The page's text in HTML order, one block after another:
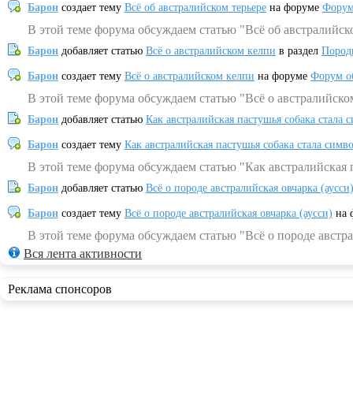
Барон создает тему Всё об австралийском терьере на форуме
В этой теме форума обсуждаем статью "Всё об
Барон добавляет статью Всё о австралийском келпи в раздел
Барон создает тему Всё о австралийском келпи на форуме Форум
В этой теме форума обсуждаем статью "Всё о
Барон добавляет статью Как австралийская пастушья собака
Барон создает тему Как австралийская пастушья собака стала
В этой теме форума обсуждаем статью "Как
Барон добавляет статью Всё о породе австралийская овчарка (аусси)
Барон создает тему Всё о породе австралийская овчарка (аусси) на
В этой теме форума обсуждаем статью "Всё о породе
Вся лента активности
Реклама спонсоров